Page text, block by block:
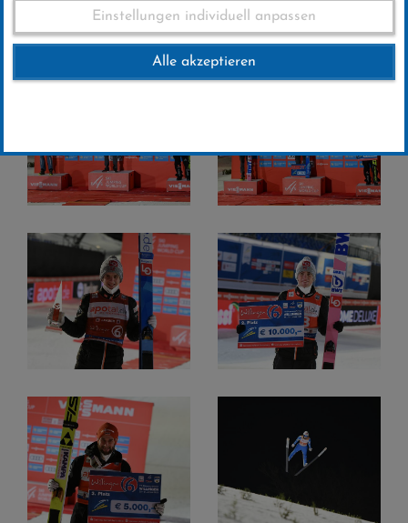
Weltcup So. 31.01.2021
Einstellungen individuell anpassen
Alle akzeptieren